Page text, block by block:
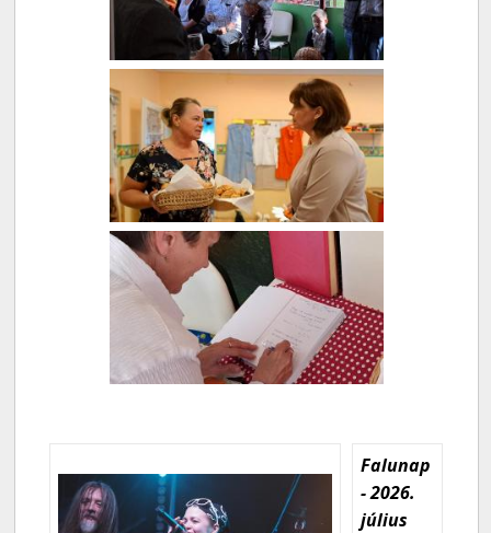
Falunap
- 2026.
július